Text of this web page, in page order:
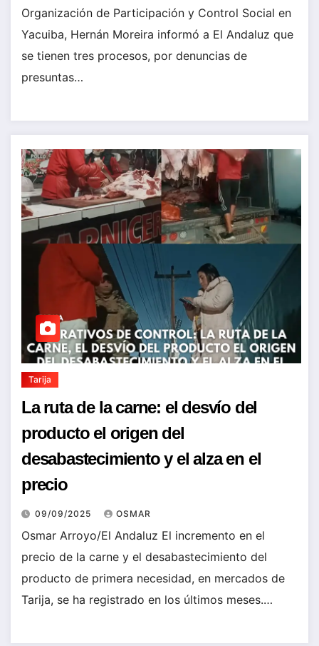
Organización de Participación y Control Social en
Yacuiba, Hernán Moreira informó a El Andaluz que
se tienen tres procesos, por denuncias de
presuntas…
Tarija
La ruta de la carne: el desvío del
producto el origen del
desabastecimiento y el alza en el
precio
09/09/2025 OSMAR
Osmar Arroyo/El Andaluz El incremento en el
precio de la carne y el desabastecimiento del
producto de primera necesidad, en mercados de
Tarija, se ha registrado en los últimos meses.…